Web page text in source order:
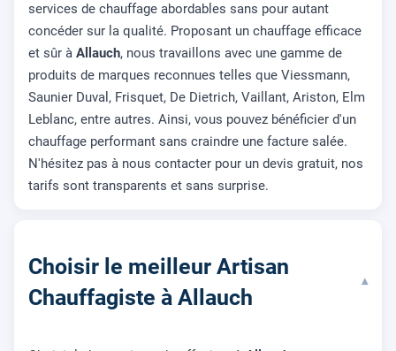
services de chauffage abordables sans pour autant
concéder sur la qualité. Proposant un chauffage efficace
et sûr à Allauch, nous travaillons avec une gamme de
produits de marques reconnues telles que Viessmann,
Saunier Duval, Frisquet, De Dietrich, Vaillant, Ariston, Elm
Leblanc, entre autres. Ainsi, vous pouvez bénéficier d'un
chauffage performant sans craindre une facture salée.
N'hésitez pas à nous contacter pour un devis gratuit, nos
tarifs sont transparents et sans surprise.
Choisir le meilleur Artisan
Chauffagiste à Allauch
▾